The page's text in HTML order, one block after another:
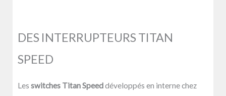
DES INTERRUPTEURS TITAN
SPEED
Les switches Titan Speeddéveloppés en interne chez